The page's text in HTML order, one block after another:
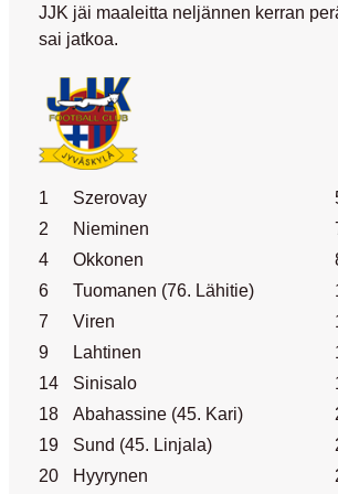
JJK jäi maaleitta neljännen kerran
sai jatkoa.
1 Szerovay
2
Nieminen
4
Okkonen
6
Tuomanen (76. Lähitie)
7
Viren
9
Lahtinen
14
Sinisalo
18
Abahassine (45. Kari)
19
Sund (45. Linjala)
20
Hyyrynen